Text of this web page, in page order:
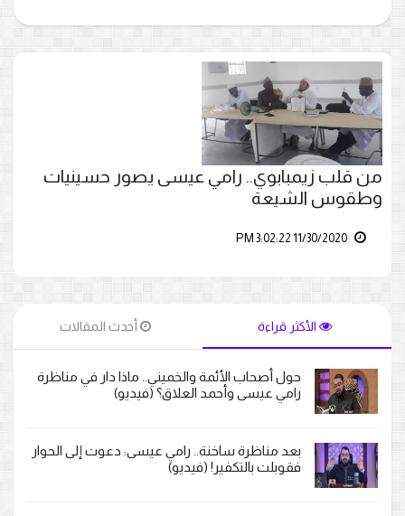
من قلب زيمبابوي.. رامي عيسى يصور حسينيات
وطقوس الشيعة
الأكثر قراءة أحدث المقالات
حول أصحاب الأئمة والخميني.. ماذا دار في مناظرة
رامي عيسى وأحمد العلاق؟ (فيديو)
بعد مناظرة ساخنة.. رامي عيسى: دعوت إلى الحوار
فقوبلت بالتكفير! (فيديو)